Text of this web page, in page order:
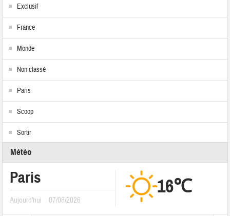
Exclusif
France
Monde
Non classé
Paris
Scoop
Sortir
Météo
Paris
Aujourd'hui 07/08/2026
16℃